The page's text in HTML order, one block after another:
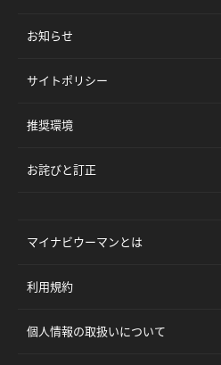
お知らせ
サイトポリシー
推奨環境
お詫びと訂正
マイナビウーマンとは
利用規約
個人情報の取扱いについて